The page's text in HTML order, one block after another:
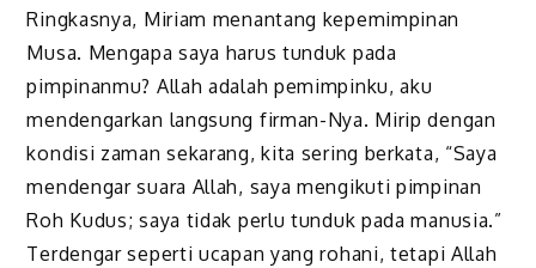
Ringkasnya, Miriam menantang kepemimpinan
Musa. Mengapa saya harus tunduk pada
pimpinanmu? Allah adalah pemimpinku, aku
mendengarkan langsung firman-Nya. Mirip dengan
kondisi zaman sekarang, kita sering berkata, “Saya
mendengar suara Allah, saya mengikuti pimpinan
Roh Kudus; saya tidak perlu tunduk pada manusia.”
Terdengar seperti ucapan yang rohani, tetapi Allah